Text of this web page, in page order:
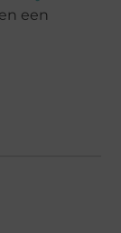
een